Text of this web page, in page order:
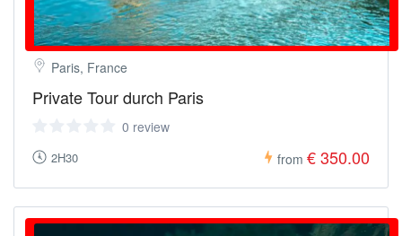
Paris, France
Private Tour durch Paris
0 review
2H30 from € 350.00